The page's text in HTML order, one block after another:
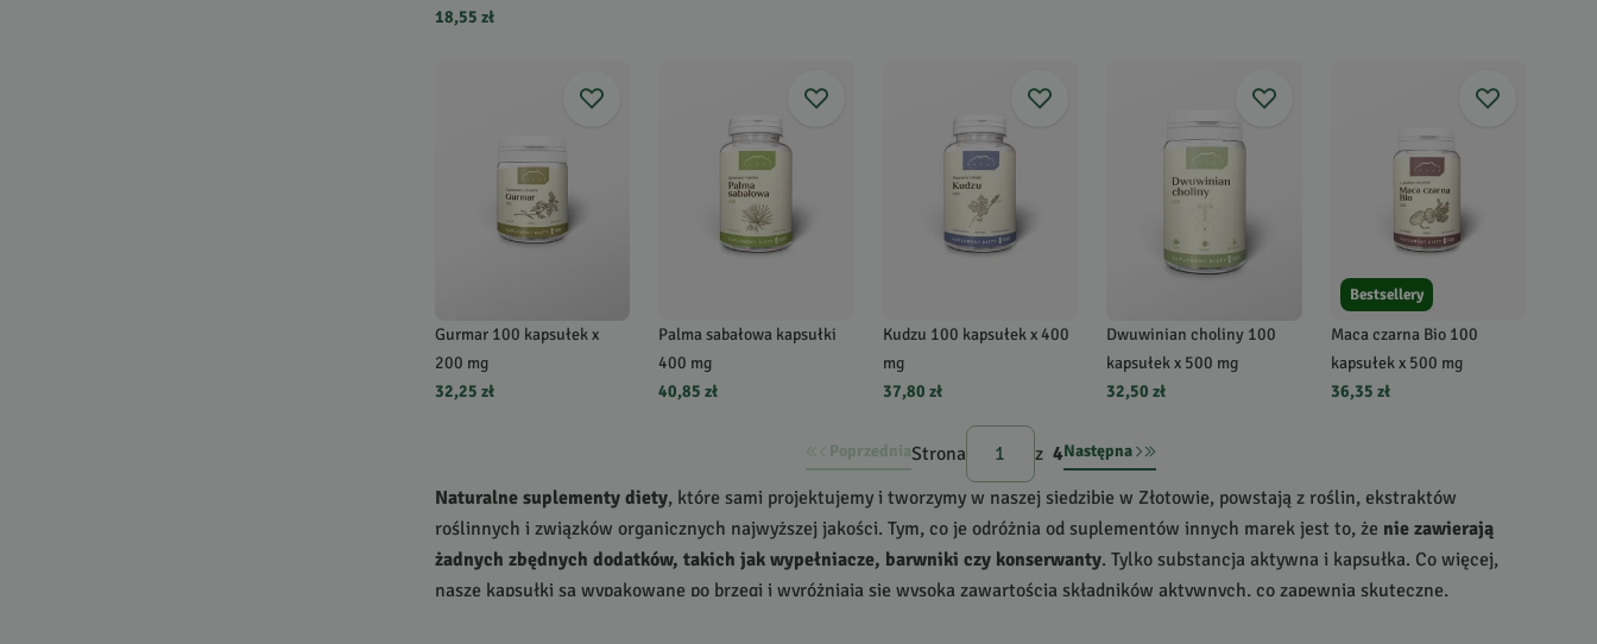
18,55 zł
Gurmar 100 kapsułek x
200 mg
32,25 zł
Palma sabałowa kapsułki
400 mg
40,85 zł
Kudzu 100 kapsułek x 400
mg
37,80 zł
Dwuwinian choliny 100
kapsułek x 500 mg
32,50 zł
Bestsellery
Maca czarna Bio 100
kapsułek x 500 mg
36,35 zł
PoprzedniaStrona z 4Następna
Naturalne suplementy diety, które sami projektujemy i tworzymy w naszej siedzibie w Złotowie, powstają z roślin, ekstraktów
roślinnych i związków organicznych najwyższej jakości. Tym, co je odróżnia od suplementów innych marek jest to, że nie zawierają
żadnych zbędnych dodatków, takich jak wypełniacze, barwniki czy konserwanty. Tylko substancja aktywna i kapsułka. Co więcej,
nasze kapsułki są wypakowane po brzegi i wyróżniają się wysoką zawartością składników aktywnych, co zapewnia skuteczne,